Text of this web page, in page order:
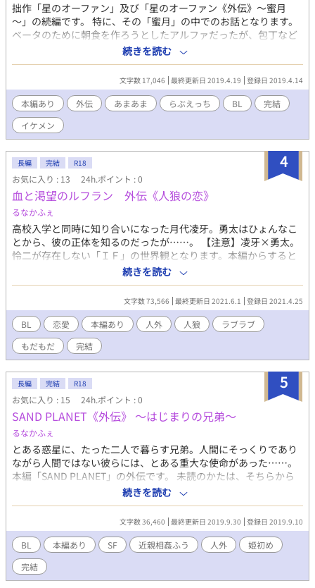
拙作「星のオーファン」及び「星のオーファン《外伝》～蜜月
～」の続編です。 特に、その「蜜月」の中でのお話となります。
ベータのために朝食を作ろうとしたアルファだったが、包丁など
持ったこともないため指を切り。 ベータ激怒。そしてさらに激怒
させてしまったアルファ……。と、そんなお話。 基本的には甘々
です。 楽しんでいただけるかただけご覧くだされば。どうぞよろ
しくお願いします！ ※ムーンライトノベルズにも掲載しておりま
す。
続きを読む
文字数 17,046 最終更新日 2019.4.19 登録日 2019.4.14
本編あり 外伝 あまあま らぶえっち BL
完結
イケメン
4
長編 完結 R18
お気に入り : 13 24h.ポイント : 0
血と渇望のルフラン 外伝《人狼の恋》
るなかふぇ
高校入学と同時に知り合いになった月代凌牙。勇太はひょんなこ
とから、彼の正体を知るのだったが……。 【注意】凌牙×勇太。
怜二が存在しない「ＩＦ」の世界観となります。本編からすると
完全にカップリングが違いますので、それが地雷な方はご注意く
ださい。 本編をご存知でない方でも読めます。 本編ではありえな
かった凌牙と勇太のラブラブストーリー（笑）。高校時代が中心
になります。
続きを読む
文字数 73,566 最終更新日 2021.6.1 登録日 2021.4.25
BL 恋愛 本編あり 人外 人狼
ラブラブ
もだもだ
完結
5
長編 完結 R18
お気に入り : 15 24h.ポイント : 0
SAND PLANET《外伝》 ～はじまりの兄弟～
るなかふぇ
とある惑星に、たった二人で暮らす兄弟。人間にそっくりであり
ながら人間ではない彼らには、とある重大な使命があった……。
本編「SAND PLANET」の外伝です。 未読のかたは、そちらから
ご覧ください。 「兄弟」とはいいながら血のつながりはないので
すが、一応近親相姦タグをつけております。
続きを読む
文字数 36,460 最終更新日 2019.9.30 登録日 2019.9.10
BL 本編あり SF 近親相姦ふう 人外
姫初め
完結